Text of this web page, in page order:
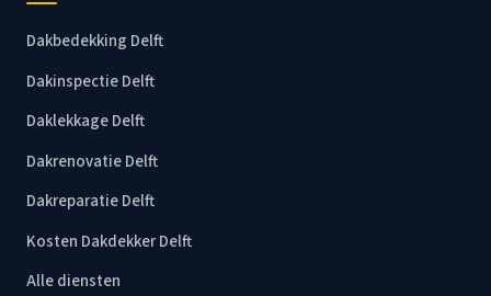
Dakbedekking Delft
Dakinspectie Delft
Daklekkage Delft
Dakrenovatie Delft
Dakreparatie Delft
Kosten Dakdekker Delft
Alle diensten